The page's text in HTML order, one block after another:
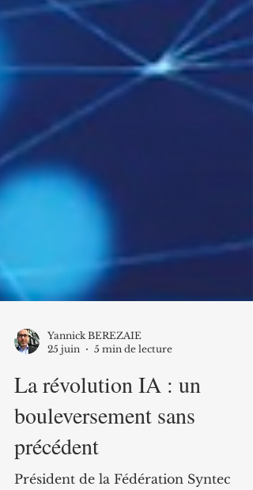
25 juin
5 min de lecture
La révolution IA : un
bouleversement sans
précédent